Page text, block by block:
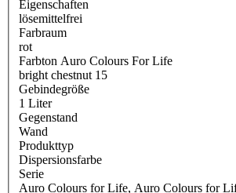
Eigenschaften
lösemittelfrei
Farbraum
rot
Farbton Auro Colours For Life
bright chestnut 15
Gebindegröße
1 Liter
Gegenstand
Wand
Produkttyp
Dispersionsfarbe
Serie
Auro Colours for Life, Auro Colours for